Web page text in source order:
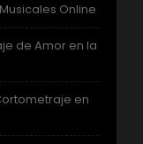
Online
de Amor en la
en